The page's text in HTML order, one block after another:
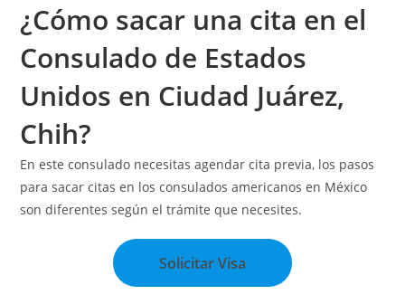
¿Cómo sacar una cita en el
Consulado de Estados
Unidos en Ciudad Juárez,
Chih?
En este consulado necesitas agendar cita previa, los pasos
para sacar citas en los consulados americanos en México
son diferentes según el trámite que necesites.
Solicitar Visa